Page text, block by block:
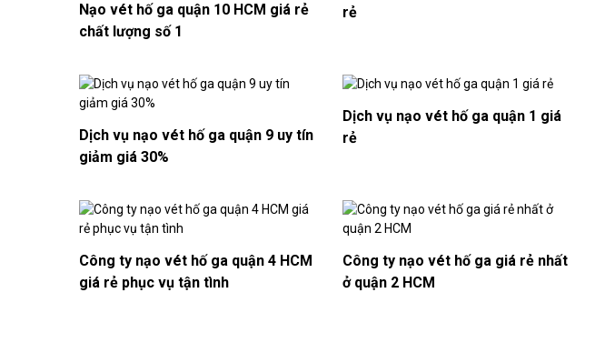
Nạo vét hố ga quận 10 HCM giá rẻ
chất lượng số 1
rẻ
Dịch vụ nạo vét hố ga quận 9 uy tín
giảm giá 30%
Dịch vụ nạo vét hố ga quận 1 giá
rẻ
​Công ty nạo vét hố ga quận 4 HCM
giá rẻ phục vụ tận tình
Công ty nạo vét hố ga giá rẻ nhất
ở quận 2 HCM